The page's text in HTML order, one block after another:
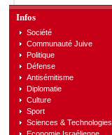
Infos
Société
Communauté Juive
Politique
Défense
Antisémitisme
Diplomatie
Culture
Sport
Sciences & Technologies